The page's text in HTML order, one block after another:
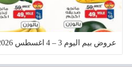
عروض بيم اليوم 3 – 4 اغسطس 2026